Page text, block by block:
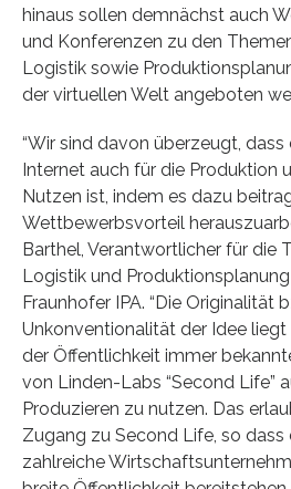
hinaus sollen demnächst auch
und Konferenzen zu den
Logistik sowie
der virtuellen Welt angeboten
“Wir sind davon überzeugt,
Internet auch für die Produktion
Nutzen ist, indem es dazu
Wettbewerbsvorteil
Barthel, Verantwortlicher für die
Logistik und
Fraunhofer IPA. “Die Originalität
Unkonventionalität der Idee liegt
der Öffentlichkeit immer
von Linden-Labs “Second Life”
Produzieren zu nutzen. Das
Zugang zu Second Life, so
zahlreiche